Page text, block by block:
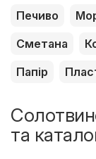
Печиво
Сметана
Папір
та